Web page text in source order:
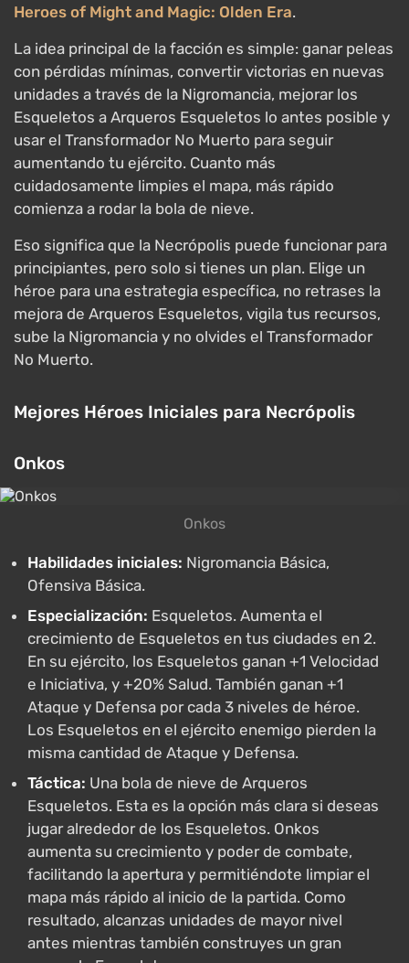
Heroes of Might and Magic: Olden Era.
La idea principal de la facción es simple: ganar peleas
con pérdidas mínimas, convertir victorias en nuevas
unidades a través de la Nigromancia, mejorar los
Esqueletos a Arqueros Esqueletos lo antes posible y
usar el Transformador No Muerto para seguir
aumentando tu ejército. Cuanto más
cuidadosamente limpies el mapa, más rápido
comienza a rodar la bola de nieve.
Eso significa que la Necrópolis puede funcionar para
principiantes, pero solo si tienes un plan. Elige un
héroe para una estrategia específica, no retrases la
mejora de Arqueros Esqueletos, vigila tus recursos,
sube la Nigromancia y no olvides el Transformador
No Muerto.
Mejores Héroes Iniciales para Necrópolis
Onkos
Onkos
Habilidades iniciales: Nigromancia Básica,
Ofensiva Básica.
Especialización: Esqueletos. Aumenta el
crecimiento de Esqueletos en tus ciudades en 2.
En su ejército, los Esqueletos ganan +1 Velocidad
e Iniciativa, y +20% Salud. También ganan +1
Ataque y Defensa por cada 3 niveles de héroe.
Los Esqueletos en el ejército enemigo pierden la
misma cantidad de Ataque y Defensa.
Táctica: Una bola de nieve de Arqueros
Esqueletos. Esta es la opción más clara si deseas
jugar alrededor de los Esqueletos. Onkos
aumenta su crecimiento y poder de combate,
facilitando la apertura y permitiéndote limpiar el
mapa más rápido al inicio de la partida. Como
resultado, alcanzas unidades de mayor nivel
antes mientras también construyes un gran